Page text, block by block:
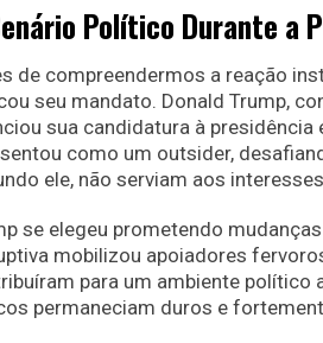
Político Durante a
de compreendermos a reação
seu mandato. Donald Trump,
sua candidatura à presidência
como um outsider,
ele, não serviam aos
se elegeu prometendo
mobilizou apoiadores
para um ambiente político
permaneciam duros e